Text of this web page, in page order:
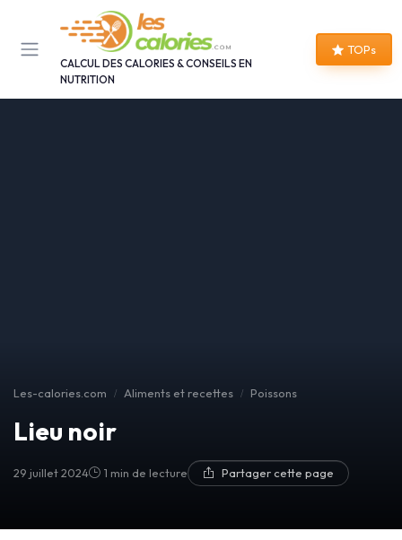
CALCUL DES CALORIES & CONSEILS EN
NUTRITION
TOPs
Les-calories.com Aliments et recettes Poissons
Lieu noir
29 juillet 2024 1 min de lecture Partager cette page
Panneau de gestion des cookies